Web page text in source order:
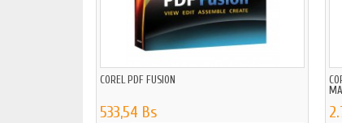
COREL PDF FUSION
533,54 Bs